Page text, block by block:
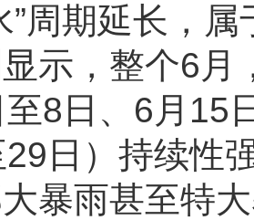
”周期延长，
示，整个6月
至8日、6月
29日）持续性
暴雨甚至特